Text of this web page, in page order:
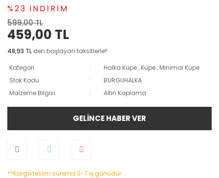
%23 iNDİRİM
599,00 TL
459,00 TL
48,93 TL den başlayan taksitlerle!!
Kategori
Halka Küpe, Küpe, Minimal Küpe
Stok Kodu
BURGUHALKA
Malzeme Bilgisi
Altın Kaplama
GELİNCE HABER VER
**Kargo teslim süremiz 3-7 iş günüdür.